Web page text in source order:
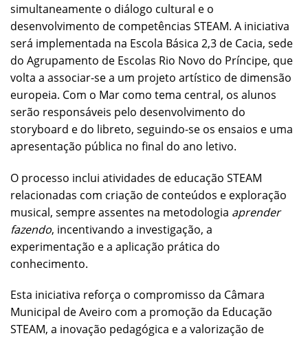
simultaneamente o diálogo cultural e o
desenvolvimento de competências STEAM. A iniciativa
será implementada na Escola Básica 2,3 de Cacia, sede
do Agrupamento de Escolas Rio Novo do Príncipe, que
volta a associar-se a um projeto artístico de dimensão
europeia. Com o Mar como tema central, os alunos
serão responsáveis pelo desenvolvimento do
storyboard e do libreto, seguindo-se os ensaios e uma
apresentação pública no final do ano letivo.
O processo inclui atividades de educação STEAM
relacionadas com criação de conteúdos e exploração
musical, sempre assentes na metodologia aprender
fazendo, incentivando a investigação, a
experimentação e a aplicação prática do
conhecimento.
Esta iniciativa reforça o compromisso da Câmara
Municipal de Aveiro com a promoção da Educação
STEAM, a inovação pedagógica e a valorização de